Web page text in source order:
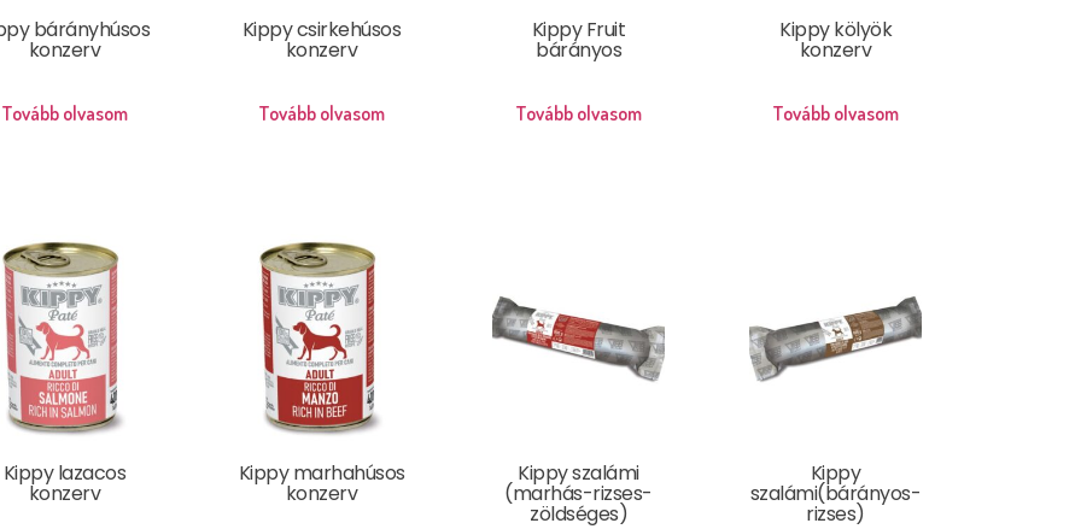
bárányhúsos
konzerv
Tovább olvasom
Kippy csirkehúsos
konzerv
Tovább olvasom
Kippy Fruit
bárányos
Tovább olvasom
Kippy kölyök
konzerv
Tovább olvasom
Kippy lazacos
konzerv
Kippy marhahúsos
konzerv
Kippy szalámi
(marhás-rizses-
zöldséges)
Kippy
szalámi(bárányos-
rizses)